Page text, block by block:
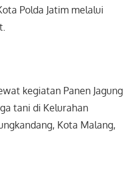
Polda Jatim melalui
kegiatan Panen Jagung
tani di Kelurahan
Kota Malang,